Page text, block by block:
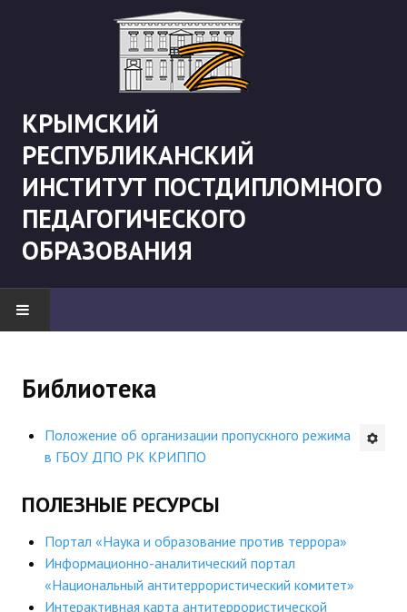
КРЫМСКИЙ
РЕСПУБЛИКАНСКИЙ
ИНСТИТУТ ПОСТДИПЛОМНОГО
ПЕДАГОГИЧЕСКОГО
ОБРАЗОВАНИЯ
"Боевая" русистика
Будни института
Противодействие коррупции
В ПОМОЩЬ УЧИТЕЛЮ
Библиотека
Положение об организации пропускного режима
в ГБОУ ДПО РК КРИППО
ПОЛЕЗНЫЕ РЕСУРСЫ
Портал «Наука и образование против террора»
Информационно-аналитический портал
«Национальный антитеррористический комитет»
Интерактивная карта антитеррористической